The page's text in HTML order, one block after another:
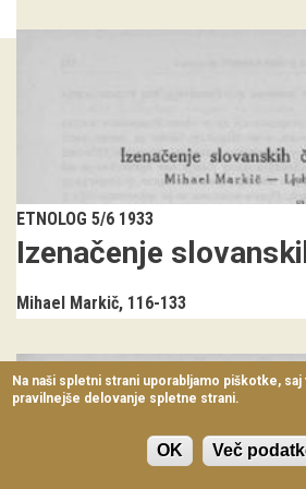
Virtualni sprehodi
Arhiv razstav
dogodki
Koledar dogodkov
Prireditve
Predavanja
Delavnice
Vodeni ogledi
ETNOLOG 5/6 1933
Izenačenje
Mihael Markič 116-133
Na naši spletni strani uporabljamo piškotke,
pravilnejše delovanje spletne strani.
OK Več